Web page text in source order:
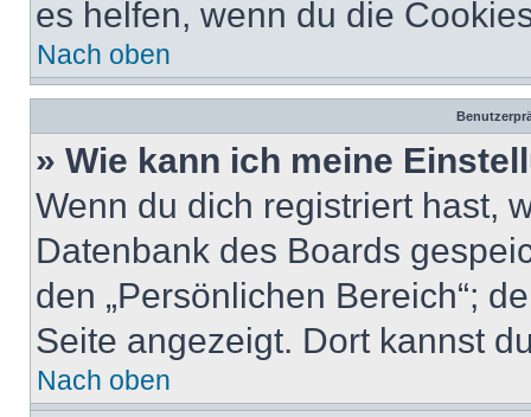
es helfen, wenn du die
Nach oben
» Wie kann ich meine
Wenn du dich registriert hast,
Datenbank des Boards
den „Persönlichen Bereich“;
Seite angezeigt. Dort kannst
Nach oben